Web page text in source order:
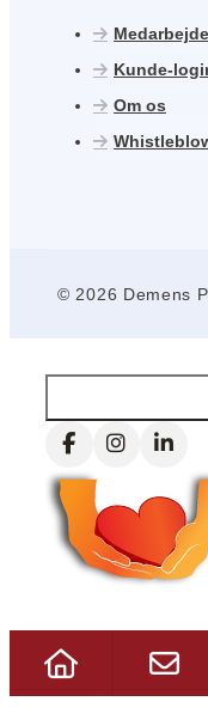
Kunde-
Om os
© 2026 Demens